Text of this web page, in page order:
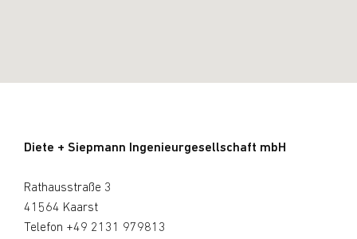
Diete + Siepmann Ingenieurgesellschaft mbH
Rathausstraße 3
41564 Kaarst
Telefon +49 2131 979813